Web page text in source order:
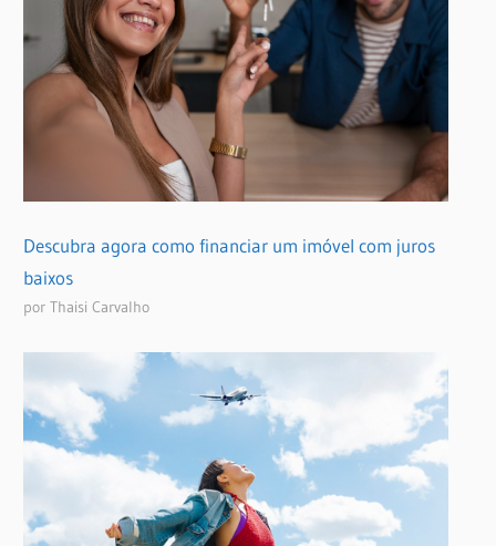
Descubra agora como financiar um imóvel com juros
baixos
por Thaisi Carvalho